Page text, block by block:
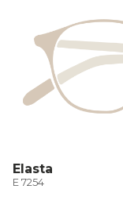
Elasta
E 7254